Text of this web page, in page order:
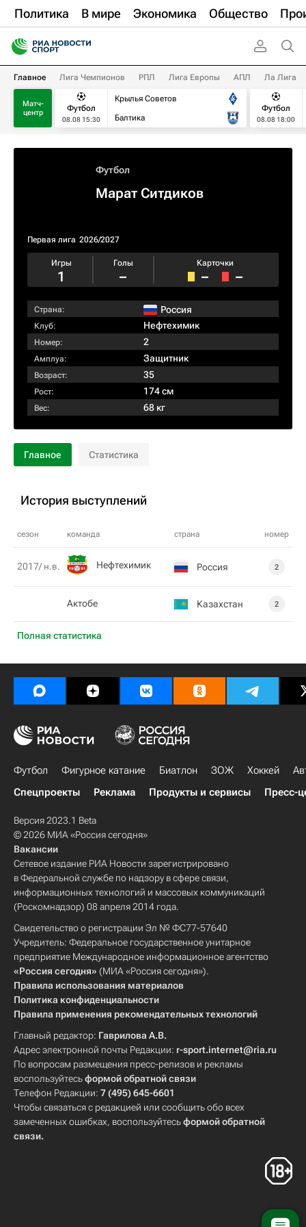
Политика В мире Экономика Общество
Главное Лига Чемпионов РПЛ Лига Европы АПЛ Ла Лига
Матч-
центр
Футбол
08.08 15:30
Крылья Советов
Балтика
Футбол
08.08 18:00
Футбол
Марат Ситдиков
Первая лига 2026/2027
Игры
1
Голы
–
Карточки
– –
Страна: Россия
Клуб: Нефтехимик
Номер: 2
Амплуа: Защитник
Возраст: 35
Рост: 174 см
Вес: 68 кг
Главное Статистика
История выступлений
сезон команда страна номер
Полная статистика
2017/ н.в. Нефтехимик Россия 2
Актобе Казахстан 2
Футбол Фигурное катание Биатлон ЗОЖ Хоккей
Спецпроекты
Реклама Продукты и сервисы Пресс-
Версия 2023.1 Beta
© 2026 МИА «Россия сегодня»
Вакансии
Сетевое издание РИА Новости зарегистрировано
в Федеральной службе по надзору в сфере связи,
информационных технологий и массовых коммуникаций
(Роскомнадзор) 08 апреля 2014 года.
Свидетельство о регистрации Эл № ФС77-57640
Учредитель: Федеральное государственное унитарное
предприятие Международное информационное агентство
«Россия сегодня» (МИА «Россия сегодня»).
Правила использования материалов
Политика конфиденциальности
Правила применения рекомендательных технологий
Главный редактор: Гаврилова А.В.
Адрес электронной почты Редакции: r-sport.internet@ria.ru
По вопросам размещения пресс-релизов и рекламы
воспользуйтесьформой обратной связи
Телефон Редакции: 7 (495) 645-6601
Чтобы связаться с редакцией или сообщить обо всех
замеченных ошибках, воспользуйтесьформой обратной
связи.